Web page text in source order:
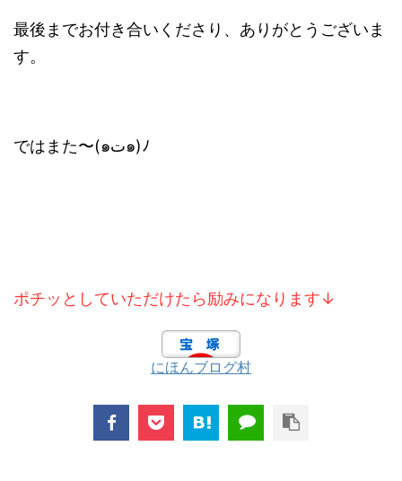
最後までお付き合いくださり、ありがとうございま
す。
ではまた〜(๑ت๑)ﾉ
ポチッとしていただけたら励みになります↓
にほんブログ村